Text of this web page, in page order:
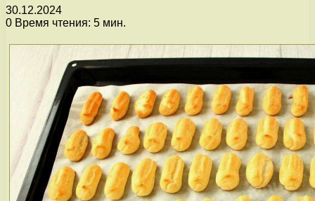
30.12.2024
0 Время чтения: 5 мин.